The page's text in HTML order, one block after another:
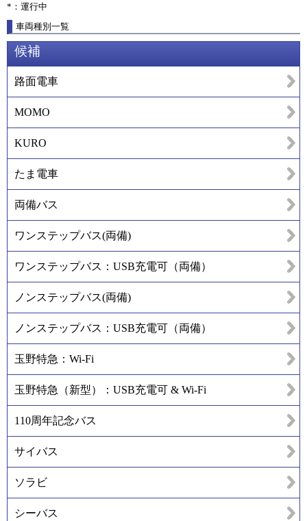
*：運行中
車両種別一覧
候補
路面電車
MOMO
KURO
たま電車
両備バス
ワンステップバス(両備)
ワンステップバス：USB充電可（両備）
ノンステップバス(両備)
ノンステップバス：USB充電可（両備）
玉野特急：Wi-Fi
玉野特急（新型）：USB充電可 & Wi-Fi
110周年記念バス
サイバス
ソラビ
シーバス